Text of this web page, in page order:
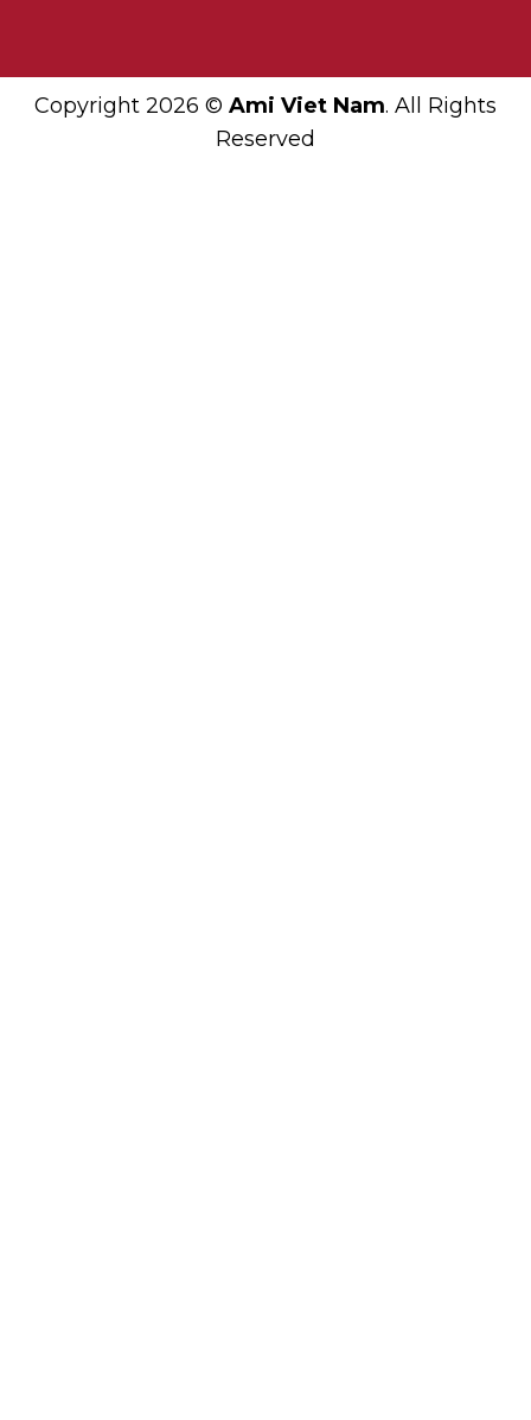
Copyright 2026 © Ami Viet Nam. All Rights
Reserved